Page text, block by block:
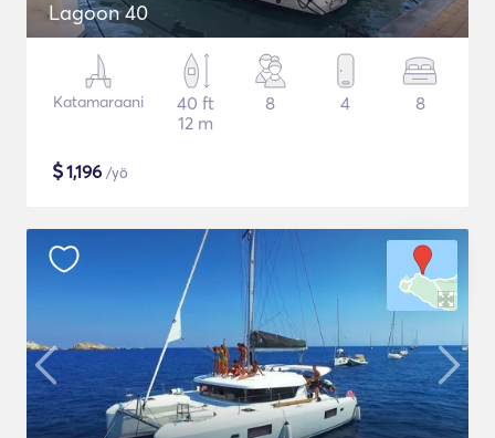
Lagoon 40
Katamaraani
40 ft
12 m
8 4 8
$1,196 /yö